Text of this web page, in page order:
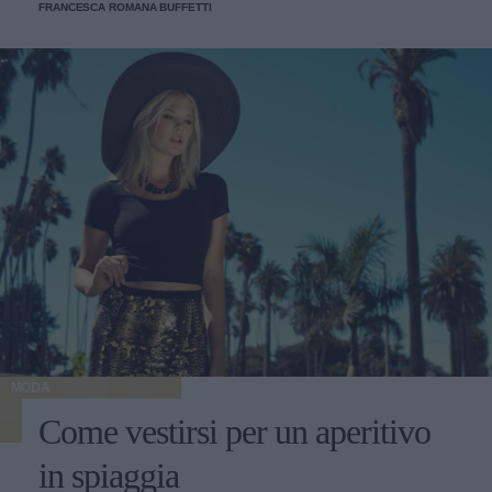
FRANCESCA ROMANA BUFFETTI
MODA
Come vestirsi per un aperitivo
in spiaggia